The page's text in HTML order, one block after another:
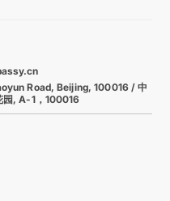
Road, Beijing, 100016 / 中
园, A-1，100016